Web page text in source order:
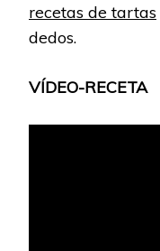
recetas de tartas
dedos.
VÍDEO-RECETA